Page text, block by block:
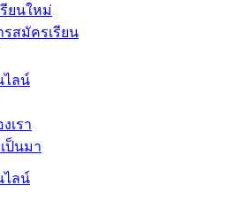
ยนใหม่
รสมัครเรียน
ไลน์
ไลน์
เรา
ป็นมา